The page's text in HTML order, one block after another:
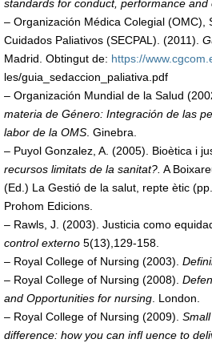
standards for conduct, performance and
– Organización Médica Colegial (OMC),
Cuidados Paliativos (SECPAL). (2011).
Madrid. Obtingut de: https://
les/guia_sedaccion_paliativa.pdf
– Organización Mundial de la Salud
materia de Género: Integración de las
labor de la OMS. Ginebra.
– Puyol Gonzalez, A. (2005). Bioètica i
recursos limitats de la sanitat?. A
(Ed.) La Gestió de la salut, repte ètic
Prohom Edicions.
– Rawls, J. (2003). Justicia como
control externo 5(13),129-158.
– Royal College of Nursing (2003).
– Royal College of Nursing (2008).
and Opportunities for nursing. London.
– Royal College of Nursing (2009).
difference: how you can infl uence to